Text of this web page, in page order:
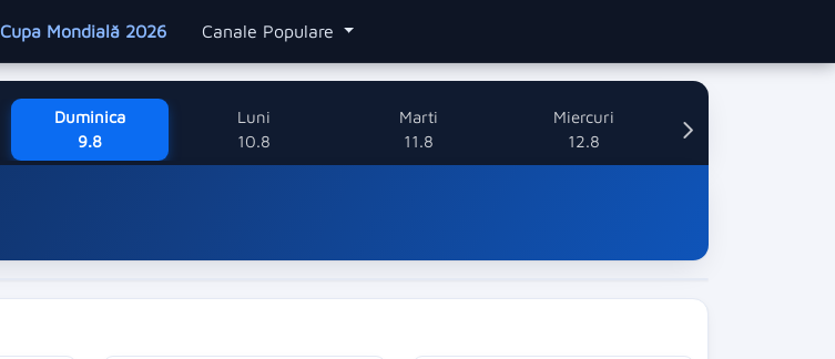
Cupa Mondială 2026 Canale Populare
Duminica
9.8
Luni
10.8
Marti
11.8
Miercuri
12.8